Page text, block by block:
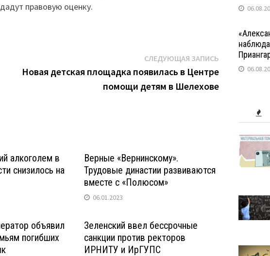
правовую оценку.
СЛЕДУЮЩАЯ ЗАПИСЬСледующая
запись:
Новая детская площадка появилась в Центре
помощи детям в Шелехове
алкоголем в
снизилось на
Верные «Вернинскому».
Трудовые династии развиваются
вместе с «Полюсом»
06.01.2023
объявил
погибших
Зеленский ввел бессрочные
санкции против ректоров
ИРНИТУ и ИрГУПС